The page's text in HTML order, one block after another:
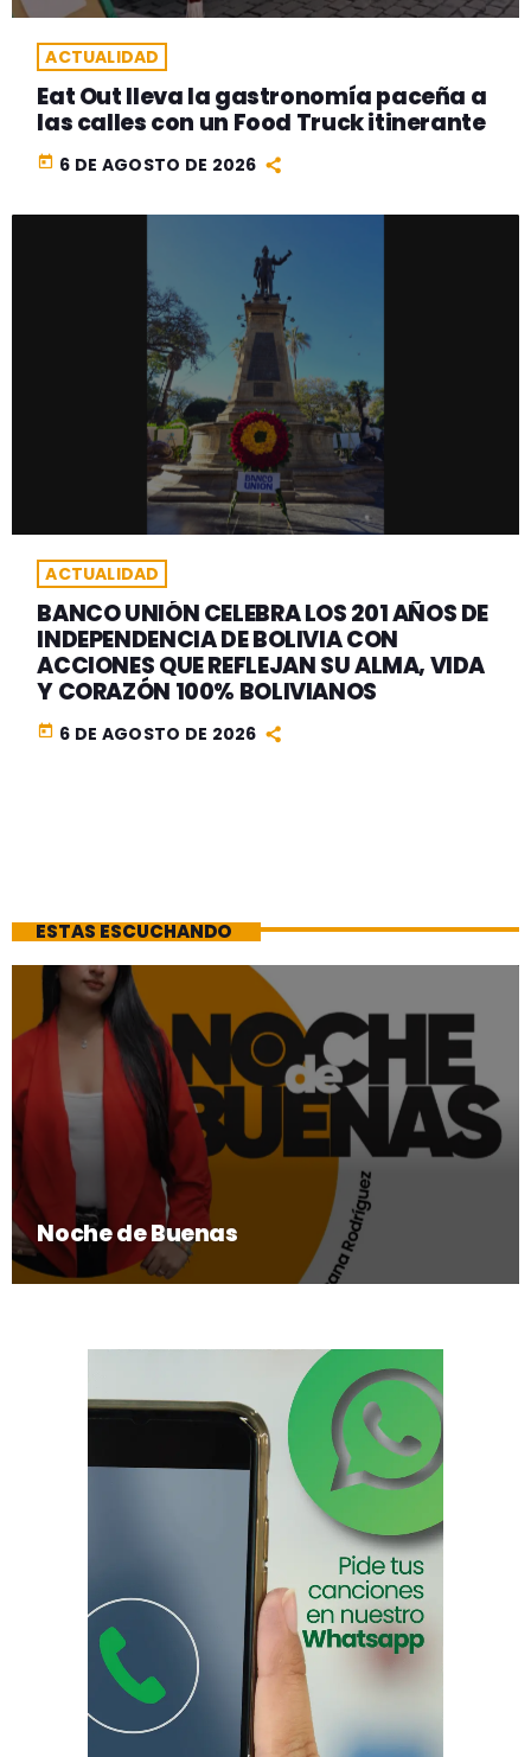
ACTUALIDAD
Eat Out lleva la gastronomía paceña a
las calles con un Food Truck itinerante
today 6 DE AGOSTO DE 2026
ACTUALIDAD
BANCO UNIÓN CELEBRA LOS 201 AÑOS DE
INDEPENDENCIA DE BOLIVIA CON
ACCIONES QUE REFLEJAN SU ALMA, VIDA
Y CORAZÓN 100% BOLIVIANOS
today 6 DE AGOSTO DE 2026
ESTAS ESCUCHANDO
Noche de Buenas